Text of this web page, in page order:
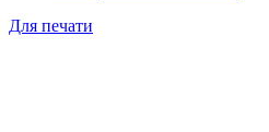
Для печати